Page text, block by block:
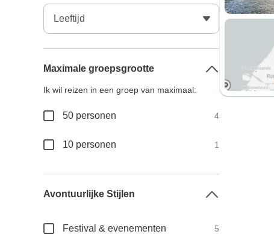
Maximale groepsgrootte
Ik wil reizen in een groep van maximaal:
50 personen 4
10 personen 1
Avontuurlijke Stijlen
Festival & evenementen 5